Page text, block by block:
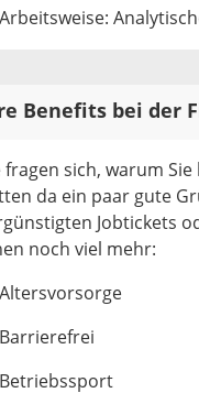
Arbeitsweise:
Benefits bei der
fragen sich, warum
da ein paar gute
Jobtickets
noch viel mehr:
Altersvorsorge
Barrierefrei
Betriebssport